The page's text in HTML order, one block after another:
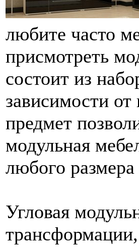
любите часто
присмотреть
состоит из
зависимости
предмет
модульная
любого
Угловая